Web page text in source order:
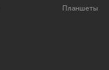
Планшеты